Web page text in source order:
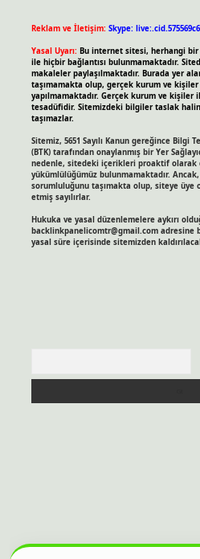
Reklam ve İletişim: Skype:
Yasal Uyarı: Bu internet sitesi, herhangi
ile hiçbir bağlantısı bulunmamaktadır.
makaleler paylaşılmaktadır. Burada yer
taşımamakta olup, gerçek kurum ve kişiler
yapılmamaktadır. Gerçek kurum ve
tesadüfidir. Sitemizdeki bilgiler taslak
taşımazlar.
Sitemiz, 5651 Sayılı Kanun gereğince Bilgi
(BTK) tarafından onaylanmış bir Yer
nedenle, sitedeki içerikleri proaktif olarak
yükümlülüğümüz bulunmamaktadır.
sorumluluğunu taşımakta olup, siteye üye
etmiş sayılırlar.
Hukuka ve yasal düzenlemelere aykırı
backlinkpanelicomtr@gmail.comadresine
yasal süre içerisinde sitemizden